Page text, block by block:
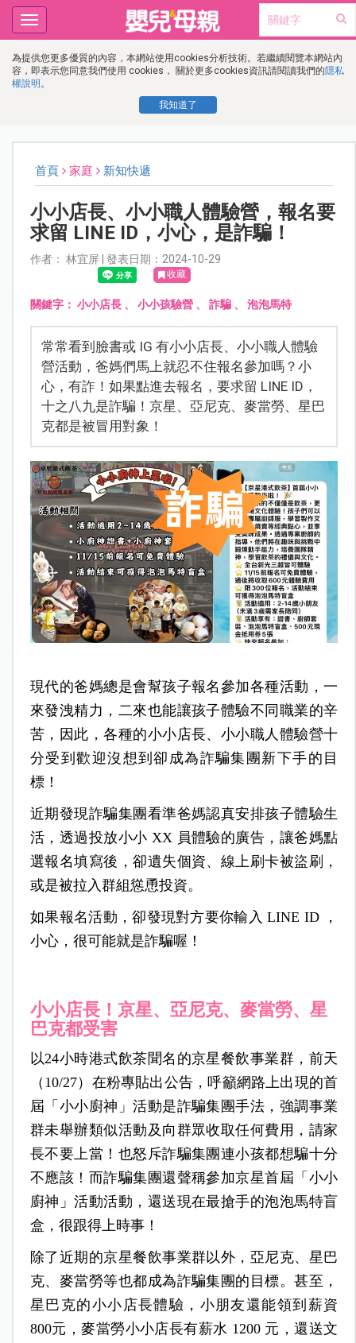
為提供您更多優質的內容，本網站使用cookies分析技術。若繼續閱覽本網站內
容，即表示您同意我們使用 cookies， 關於更多cookies資訊請閱讀我們的隱私
權說明 。
我知道了
Toggle
navigation
首頁 家庭 新知快遞
小小店長、小小職人體驗營，報名要
求留 LINE ID，小心，是詐騙！
作者： 林宜屏 | 發表日期：2024-10-29
收藏
關鍵字： 小小店長、 小小孩驗營、 詐騙、 泡泡馬特
常常看到臉書或 IG 有小小店長、小小職人體驗
營活動，爸媽們馬上就忍不住報名參加嗎？小
心，有詐！如果點進去報名，要求留 LINE ID，
十之八九是詐騙！京星、亞尼克、麥當勞、星巴
克都是被冒用對象！
現代的爸媽總是會幫孩子報名參加各種活動，一
來發洩精力，二來也能讓孩子體驗不同職業的辛
苦，因此，各種的小小店長、小小職人體驗營十
分受到歡迎沒想到卻成為詐騙集團新下手的目
標！
近期發現詐騙集團看準爸媽認真安排孩子體驗生
活，透過投放小小 XX 員體驗的廣告，讓爸媽點
選報名填寫後，卻遺失個資、線上刷卡被盜刷，
或是被拉入群組慫恿投資。
如果報名活動，卻發現對方要你輸入 LINE ID ，
小心，很可能就是詐騙喔！
小小店長！京星、亞尼克、麥當勞、星
巴克都受害
以24小時港式飲茶聞名的京星餐飲事業群，前天
（10/27）在粉專貼出公告，呼籲網路上出現的首
屆「小小廚神」活動是詐騙集團手法，強調事業
群未舉辦類似活動及向群眾收取任何費用，請家
長不要上當！也怒斥詐騙集團連小孩都想騙十分
不應該！而詐騙集團還聲稱參加京星首屆「小小
廚神」活動活動，還送現在最搶手的泡泡馬特盲
盒，很跟得上時事！
除了近期的京星餐飲事業群以外，亞尼克、星巴
克、麥當勞等也都成為詐騙集團的目標。甚至，
星巴克的小小店長體驗，小朋友還能領到薪資
800元，麥當勞小小店長有薪水 1200 元，還送文